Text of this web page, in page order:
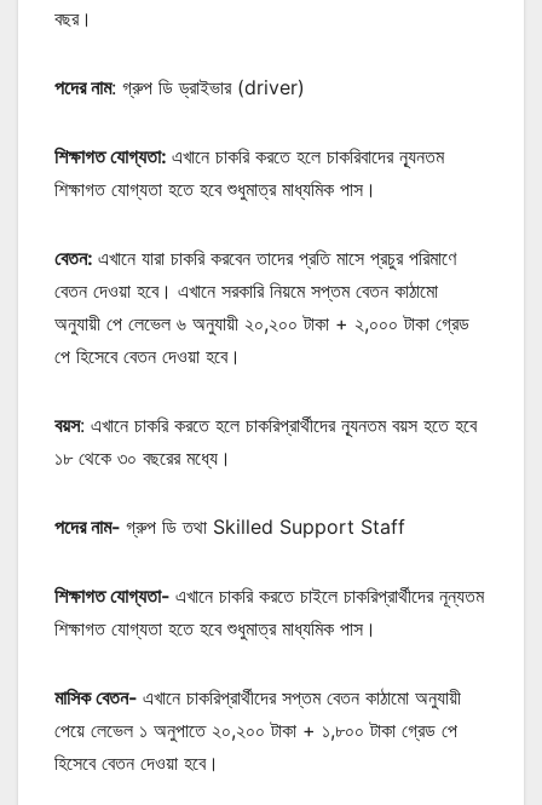
বছর।
পদের নাম: গ্রুপ ডি ড্রাইভার (driver)
শিক্ষাগত যোগ্যতা: এখানে চাকরি করতে হলে চাকরিবাদের ন্যূনতম
শিক্ষাগত যোগ্যতা হতে হবে শুধুমাত্র মাধ্যমিক পাস।
বেতন: এখানে যারা চাকরি করবেন তাদের প্রতি মাসে প্রচুর পরিমাণে
বেতন দেওয়া হবে। এখানে সরকারি নিয়মে সপ্তম বেতন কাঠামো
অনুযায়ী পে লেভেল ৬ অনুযায়ী ২০,২০০ টাকা + ২,০০০ টাকা গ্রেড
পে হিসেবে বেতন দেওয়া হবে।
বয়স: এখানে চাকরি করতে হলে চাকরিপ্রার্থীদের ন্যূনতম বয়স হতে হবে
১৮ থেকে ৩০ বছরের মধ্যে।
পদের নাম- গ্রুপ ডি তথা Skilled Support Staff
শিক্ষাগত যোগ্যতা- এখানে চাকরি করতে চাইলে চাকরিপ্রার্থীদের নূন্যতম
শিক্ষাগত যোগ্যতা হতে হবে শুধুমাত্র মাধ্যমিক পাস।
মাসিক বেতন- এখানে চাকরিপ্রার্থীদের সপ্তম বেতন কাঠামো অনুযায়ী
পেয়ে লেভেল ১ অনুপাতে ২০,২০০ টাকা + ১,৮০০ টাকা গ্রেড পে
হিসেবে বেতন দেওয়া হবে।